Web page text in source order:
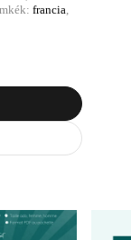
francia